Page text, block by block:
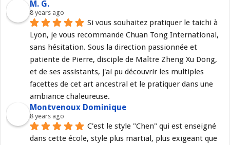
M. G.
8 years ago
Si vous souhaitez pratiquer le taichi à
Lyon, je vous recommande Chuan Tong International,
sans hésitation. Sous la direction passionnée et
patiente de Pierre, disciple de Maître Zheng Xu Dong,
et de ses assistants, j'ai pu découvrir les multiples
facettes de cet art ancestral et le pratiquer dans une
ambiance chaleureuse.
Montvenoux Dominique
8 years ago
C'est le style "Chen" qui est enseigné
dans cette école, style plus martial, plus exigeant que